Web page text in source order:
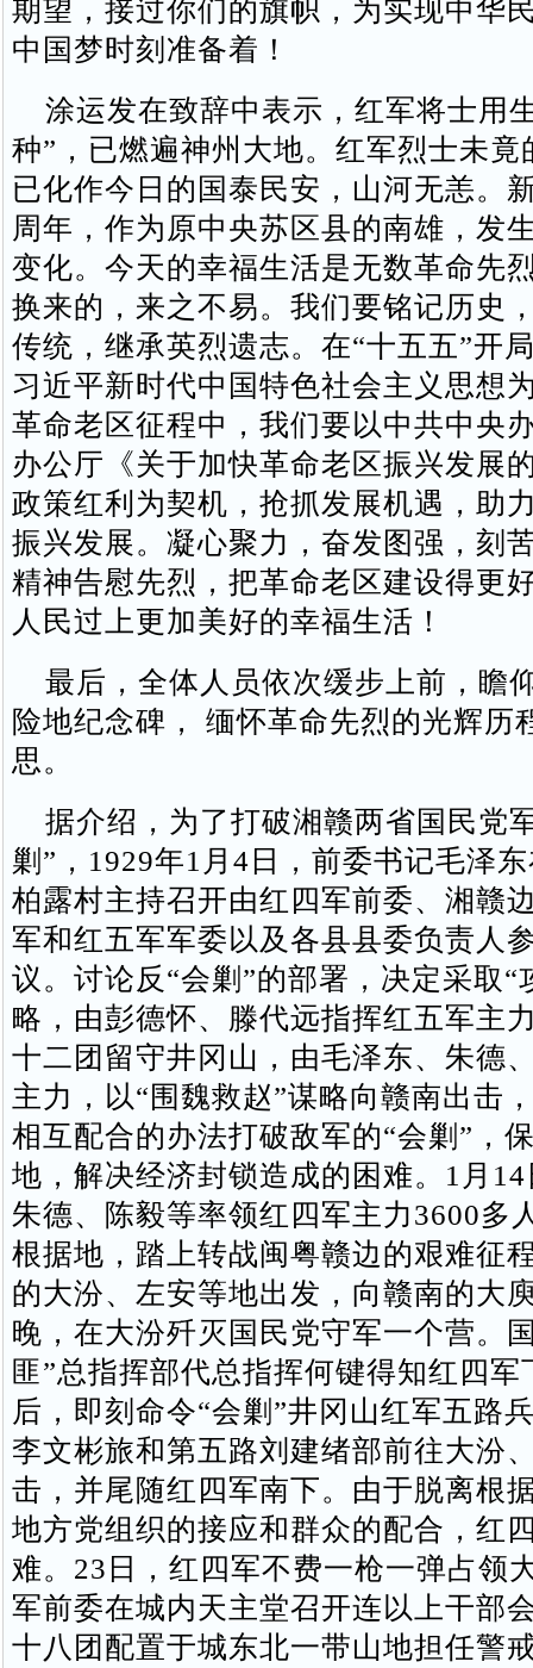
期望，接过你们的旗帜，为实现中华
中国梦时刻准备着！
涂运发在致辞中表示，红军将士用
种”，已燃遍神州大地。红军烈士未竟
已化作今日的国泰民安，山河无恙。
周年，作为原中央苏区县的南雄，发
变化。今天的幸福生活是无数革命先
换来的，来之不易。我们要铭记历史
传统，继承英烈遗志。在“十五五”开
习近平新时代中国特色社会主义思想
革命老区征程中，我们要以中共中央
办公厅《关于加快革命老区振兴发展
政策红利为契机，抢抓发展机遇，助
振兴发展。凝心聚力，奋发图强，刻
精神告慰先烈，把革命老区建设得更
人民过上更加美好的幸福生活！
最后，全体人员依次缓步上前，瞻
险地纪念碑， 缅怀革命先烈的光辉历
思。
据介绍，为了打破湘赣两省国民党
剿”，1929年1月4日，前委书记毛泽
柏露村主持召开由红四军前委、湘赣
军和红五军军委以及各县县委负责人
议。讨论反“会剿”的部署，决定采取“
略，由彭德怀、滕代远指挥红五军主
十二团留守井冈山，由毛泽东、朱德
主力，以“围魏救赵”谋略向赣南出击
相互配合的办法打破敌军的“会剿”，
地，解决经济封锁造成的困难。1月
朱德、陈毅等率领红四军主力3600多
根据地，踏上转战闽粤赣边的艰难征
的大汾、左安等地出发，向赣南的大
晚，在大汾歼灭国民党守军一个营。
匪”总指挥部代总指挥何键得知红四军
后，即刻命令“会剿”井冈山红军五路
李文彬旅和第五路刘建绪部前往大汾
击，并尾随红四军南下。由于脱离根
地方党组织的接应和群众的配合，红
难。23日，红四军不费一枪一弹占领
军前委在城内天主堂召开连以上干部
十八团配置于城东北一带山地担任警